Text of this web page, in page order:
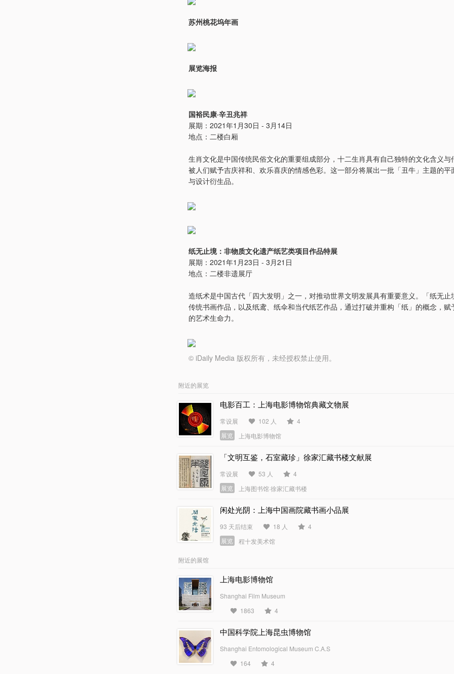
苏州桃花坞年画
展览海报
国裕民康·辛丑兆祥
展期：2021年1月30日 - 3月14日
地点：二楼白厢
生肖文化是中国传统民俗文化的重要组成部分，十二生肖具有自己独特的文化含义与
被人们赋予吉庆祥和、欢乐喜庆的情感色彩。这一部分将展出一批「丑牛」主题的平
与设计衍生品。
纸无止境：非物质文化遗产纸艺类项目作品特展
展期：2021年1月23日 - 3月21日
地点：二楼非遗展厅
造纸术是中国古代「四大发明」之一，对推动世界文明发展具有重要意义。「纸无止
传统书画作品，以及纸鸢、纸伞和当代纸艺作品，通过打破并重构「纸」的概念，赋
的艺术生命力。
© iDaily Media 版权所有，未经授权禁止使用。
附近的展览
电影百工：上海电影博物馆典藏文物展
常设展 102 人
4
展览
上海电影博物馆
「文明互鉴，石室藏珍」徐家汇藏书楼文献展
常设展 53 人
4
展览
上海图书馆·徐家汇藏书楼
闲处光阴：上海中国画院藏书画小品展
93 天后结束 18 人
4
展览
程十发美术馆
附近的展馆
上海电影博物馆
Shanghai Film Museum
1863
4
中国科学院上海昆虫博物馆
Shanghai Entomological Museum C.A.S
164
4